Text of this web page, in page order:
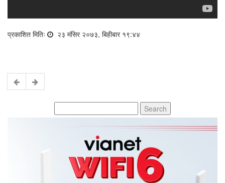
प्रकाशित मितिः २३ मंसिर २०७३, बिहीबार १९:४४
for: